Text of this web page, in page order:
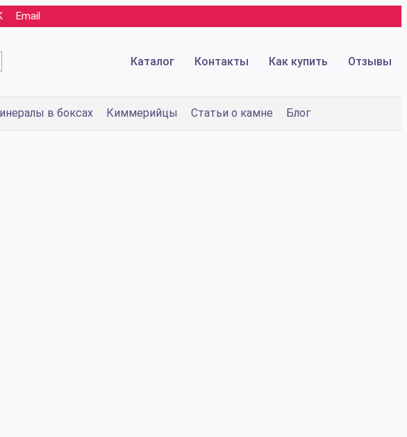
Email
Каталог Контакты Как купить Отзывы
в боксах Киммерийцы Статьи о камне Блог